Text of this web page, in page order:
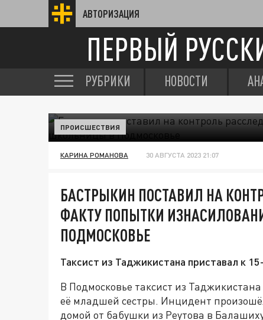
АВТОРИЗАЦИЯ
ПЕРВЫЙ
РУБРИКИ НОВОСТИ
ПРОИСШЕСТВИЯ
КАРИНА РОМАНОВА 30 АВГУСТА 2023 21:07
БАСТРЫКИН ПОСТАВИЛ НА
ФАКТУ ПОПЫТКИ
ПОДМОСКОВЬЕ
Таксист из Таджикистана приставал к
В Подмосковье таксист из
её младшей сестры. Инцидент
домой от бабушки из Реутова в